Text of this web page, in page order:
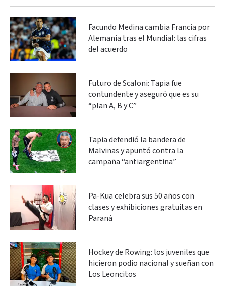
Facundo Medina cambia Francia por
Alemania tras el Mundial: las cifras
del acuerdo
Futuro de Scaloni: Tapia fue
contundente y aseguró que es su
“plan A, B y C”
Tapia defendió la bandera de
Malvinas y apuntó contra la
campaña “antiargentina”
Pa-Kua celebra sus 50 años con
clases y exhibiciones gratuitas en
Paraná
Hockey de Rowing: los juveniles que
hicieron podio nacional y sueñan con
Los Leoncitos